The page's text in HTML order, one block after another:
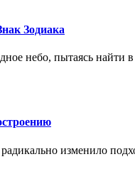
Зодиака
небо, пытаясь найти
изменило